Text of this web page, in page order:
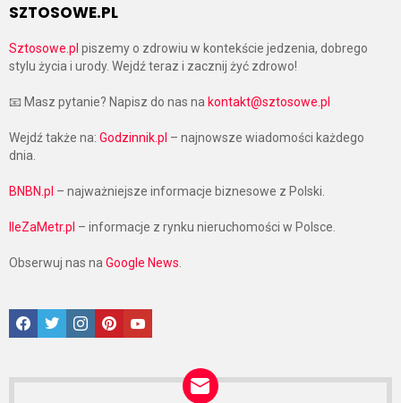
SZTOSOWE.PL
Sztosowe.pl piszemy o zdrowiu w kontekście jedzenia, dobrego
stylu życia i urody. Wejdź teraz i zacznij żyć zdrowo!
📧 Masz pytanie? Napisz do nas na kontakt@sztosowe.pl
Wejdź także na: Godzinnik.pl – najnowsze wiadomości każdego
dnia.
BNBN.pl – najważniejsze informacje biznesowe z Polski.
IleZaMetr.pl – informacje z rynku nieruchomości w Polsce.
Obserwuj nas na Google News
Facebook
TwitterInstagramPinterestGoogle News